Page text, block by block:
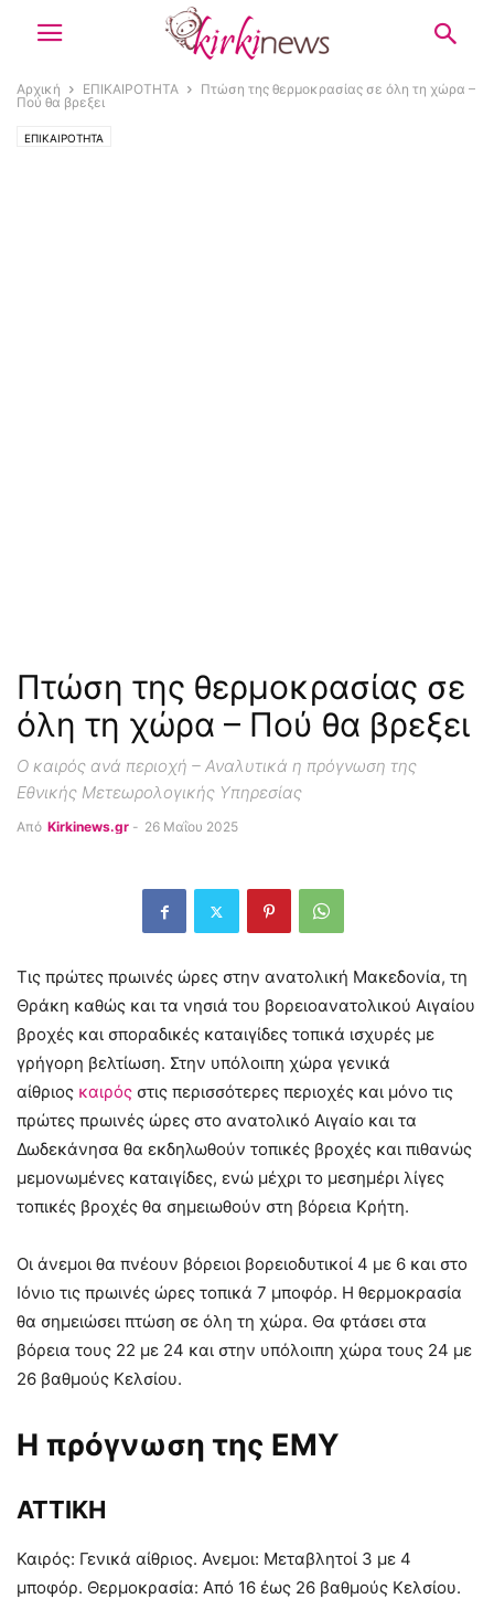
Αρχική ΕΠΙΚΑΙΡΟΤΗΤΑ
Πτώση της θερμοκρασίας σε όλη τη χώρα –
Πού θα βρεξει
ΕΠΙΚΑΙΡΟΤΗΤΑ
Πτώση της θερμοκρασίας σε
όλη τη χώρα – Πού θα βρεξει
Ο καιρός ανά περιοχή – Αναλυτικά η πρόγνωση της
Εθνικής Μετεωρολογικής Υπηρεσίας
Από Kirkinews.gr - 26 Μαΐου 2025
Τις πρώτες πρωινές ώρες στην ανατολική Μακεδονία, τη
Θράκη καθώς και τα νησιά του βορειοανατολικού Αιγαίου
βροχές και σποραδικές καταιγίδες τοπικά ισχυρές με
γρήγορη βελτίωση. Στην υπόλοιπη χώρα γενικά
αίθριος καιρός στις περισσότερες περιοχές και μόνο τις
πρώτες πρωινές ώρες στο ανατολικό Αιγαίο και τα
Δωδεκάνησα θα εκδηλωθούν τοπικές βροχές και πιθανώς
μεμονωμένες καταιγίδες, ενώ μέχρι το μεσημέρι λίγες
τοπικές βροχές θα σημειωθούν στη βόρεια Κρήτη.
Οι άνεμοι θα πνέουν βόρειοι βορειοδυτικοί 4 με 6 και στο
Ιόνιο τις πρωινές ώρες τοπικά 7 μποφόρ. Η θερμοκρασία
θα σημειώσει πτώση σε όλη τη χώρα. Θα φτάσει στα
βόρεια τους 22 με 24 και στην υπόλοιπη χώρα τους 24 με
26 βαθμούς Κελσίου.
Η πρόγνωση της ΕΜΥ
ΑΤΤΙΚΗ
Καιρός: Γενικά αίθριος. Ανεμοι: Μεταβλητοί 3 με 4
μποφόρ. Θερμοκρασία: Από 16 έως 26 βαθμούς Κελσίου.